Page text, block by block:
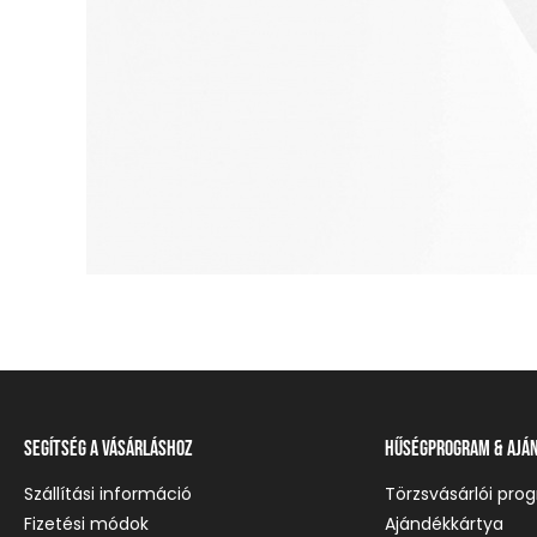
Segítség a vásárláshoz
Szállítási információ
Fizetési módok
Hűségprogram &
Törzsvásárlói
Ajándékkártya